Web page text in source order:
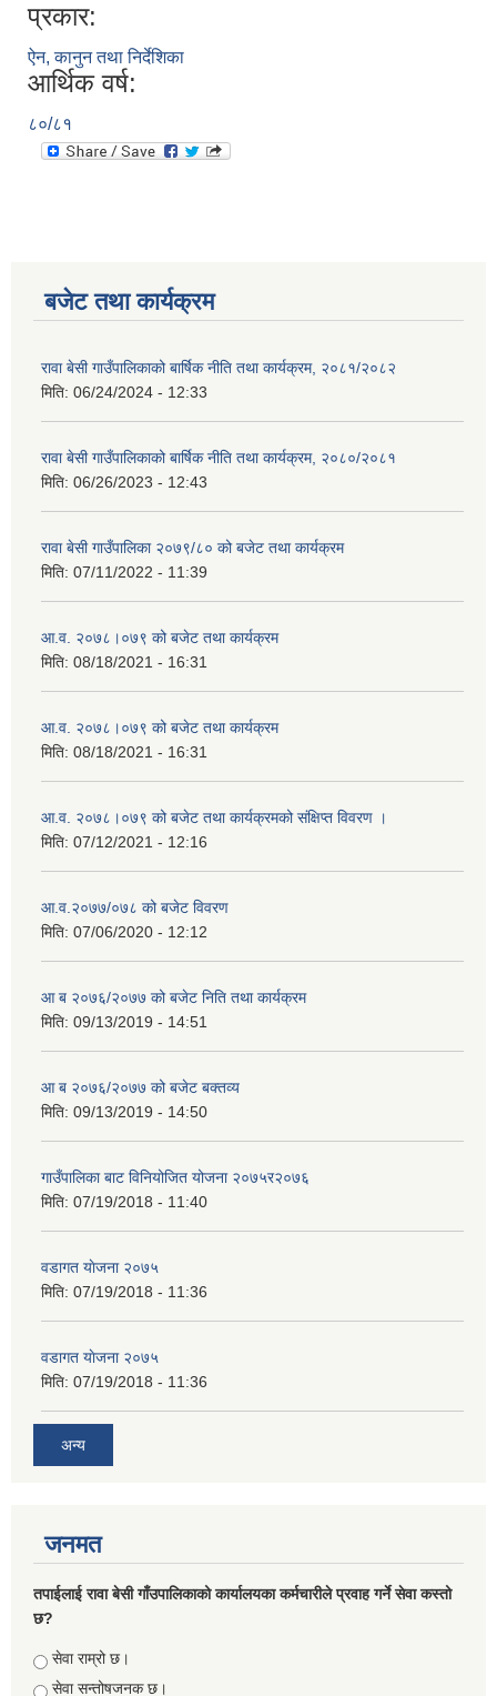
प्रकार:
ऐन, कानुन तथा निर्देशिका
आर्थिक वर्ष:
८०/८१
बजेट तथा कार्यक्रम
रावा बेसी गाउँपालिकाको बार्षिक नीति तथा कार्यक्रम, २०८१/२०८२
मिति: 06/24/2024 - 12:33
रावा बेसी गाउँपालिकाको बार्षिक नीति तथा कार्यक्रम, २०८०/२०८१
मिति: 06/26/2023 - 12:43
रावा बेसी गाउँपालिका २०७९/८० को बजेट तथा कार्यक्रम
मिति: 07/11/2022 - 11:39
आ.व. २०७८।०७९ को बजेट तथा कार्यक्रम
मिति: 08/18/2021 - 16:31
आ.व. २०७८।०७९ को बजेट तथा कार्यक्रम
मिति: 08/18/2021 - 16:31
आ.व. २०७८।०७९ को बजेट तथा कार्यक्रमको संक्षिप्त विवरण ।
मिति: 07/12/2021 - 12:16
आ.व.२०७७/०७८ को बजेट विवरण
मिति: 07/06/2020 - 12:12
आ ब २०७६/२०७७ को बजेट निति तथा कार्यक्रम
मिति: 09/13/2019 - 14:51
आ ब २०७६/२०७७ को बजेट बक्तव्य
मिति: 09/13/2019 - 14:50
गाउँपालिका बाट विनियोजित योजना २०७५र२०७६
मिति: 07/19/2018 - 11:40
वडागत याेजना २०७५
मिति: 07/19/2018 - 11:36
वडागत याेजना २०७५
मिति: 07/19/2018 - 11:36
अन्य
जनमत
तपाईलाई रावा बेसी गाँउपालिकाको कार्यालयका कर्मचारीले प्रवाह गर्ने सेवा कस्तो
छ?
Choices
सेवा राम्रो छ।
सेवा सन्तोषजनक छ।